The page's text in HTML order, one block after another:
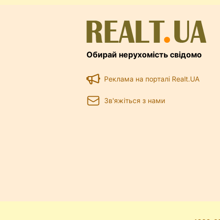
Обирай нерухомість свідомо
Реклама на порталі Realt.UA
Зв'яжіться з нами